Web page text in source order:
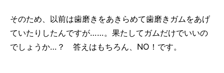
そのため、以前は歯磨きをあきらめて歯磨きガムをあげ
ていたりしたんですが……。果たしてガムだけでいいの
でしょうか…？ 答えはもちろん、NO！です。